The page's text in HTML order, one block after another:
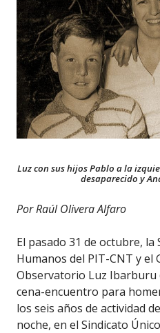
Luz con sus hijos Pablo a la
desaparecido y
Por Raúl Olivera Alfaro
El pasado 31 de octubre,
Humanos del PIT-CNT y el
Observatorio Luz Ibarburu
cena-encuentro para
los seis años de actividad
noche, en el Sindicato